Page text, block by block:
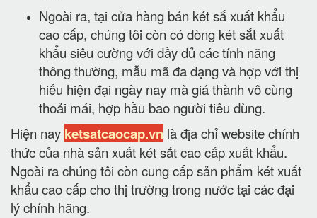
Ngoài ra, tại cửa hàng bán két sắ xuất khẩu
cao cấp, chúng tôi còn có dòng két sắt xuất
khẩu siêu cường với đầy đủ các tính năng
thông thường, mẫu mã đa dạng và hợp với thị
hiếu hiện đại ngày nay mà giá thành vô cùng
thoải mái, hợp hầu bao người tiêu dùng.
Hiện nay ketsatcaocap.vn là địa chỉ website chính
thức của nhà sản xuất két sắt cao cấp xuất khẩu.
Ngoài ra chúng tôi còn cung cấp sản phẩm két xuất
khẩu cao cấp cho thị trường trong nước tại các đại
lý chính hãng.